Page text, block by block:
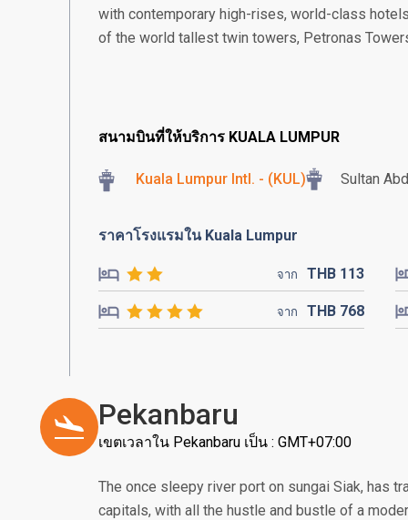
with contemporary high-rises, world-class
of the world tallest twin towers, Petronas
สนามบินที่ให้บริการ KUALA LUMPUR
Kuala Lumpur Intl. - (KUL) Sultan
ราคาโรงแรมใน Kuala Lumpur
จาก THB 113
จาก THB 768
Pekanbaru
เขตเวลาใน Pekanbaru เป็น : GMT+07:00
The once sleepy river port on sungai Siak, has
capitals, with all the hustle and bustle of a